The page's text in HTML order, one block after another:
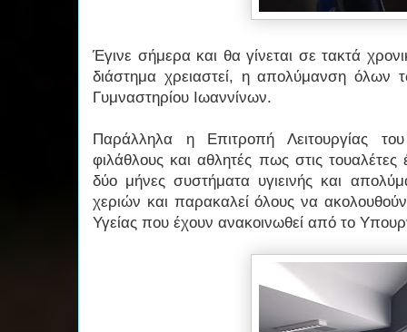
Έγινε σήμερα και θα γίνεται σε τακτά
διάστημα χρειαστεί, η απολύμανση όλων
Γυμναστηρίου Ιωαννίνων.
Παράλληλα η Επιτροπή Λειτουργίας
φιλάθλους και αθλητές πως στις
δύο μήνες συστήματα υγιεινής και
χεριών και παρακαλεί όλους να
Υγείας που έχουν ανακοινωθεί από το